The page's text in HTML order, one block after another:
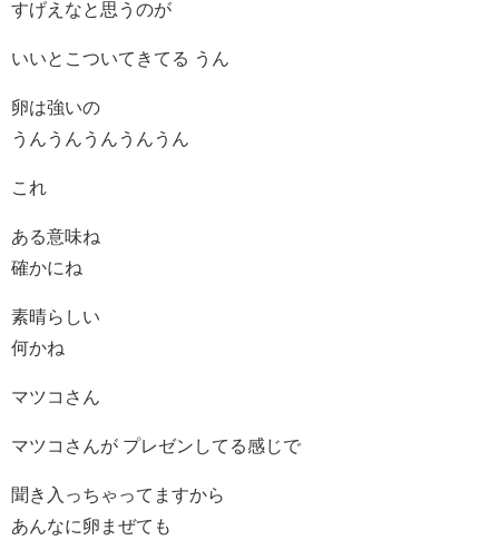
すげえなと思うのが
いいとこついてきてる うん
卵は強いの
うんうんうんうんうん
これ
ある意味ね
確かにね
素晴らしい
何かね
マツコさん
マツコさんが プレゼンしてる感じで
聞き入っちゃってますから
あんなに卵まぜても